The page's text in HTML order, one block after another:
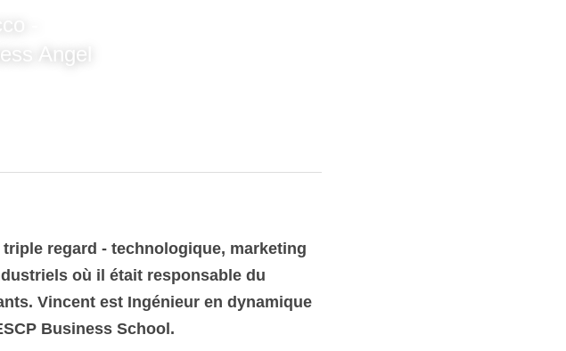
-
Angel
regard - technologique, marketing et
où il était responsable du
Vincent est Ingénieur en dynamique des
School.